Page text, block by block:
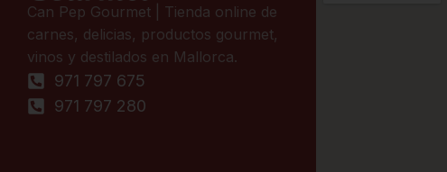
Can Pep Gourmet | Tienda online de
carnes, delicias, productos gourmet,
vinos y destilados en Mallorca.
971 797 675
971 797 280